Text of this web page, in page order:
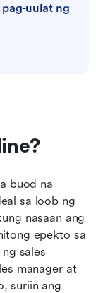
uulat ng
buod na
sa loob ng
nasaan ang
epekto sa
sales
manager at
suriin ang